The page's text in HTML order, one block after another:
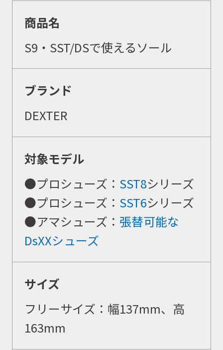
商品名
S9・SST/DSで使えるソール
ブランド
DEXTER
対象モデル
●プロシューズ： SST8シリーズ
●プロシューズ： SST6シリーズ
●アマシューズ： 張替可能な
DsXXシューズ
サイズ
フリーサイズ：幅137mm、高
163mm